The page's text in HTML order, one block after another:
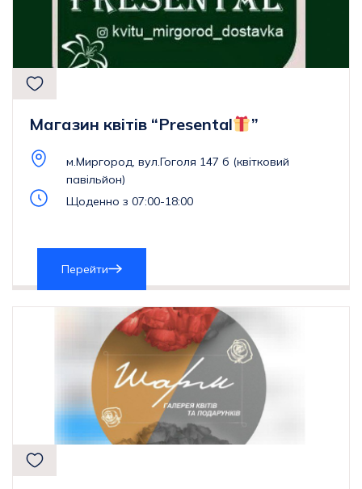
Магазин квітів “Presental ”
м.Миргород, вул.Гоголя 147 б (квітковий
павільйон)
Щоденно з 07:00-18:00
Перейти